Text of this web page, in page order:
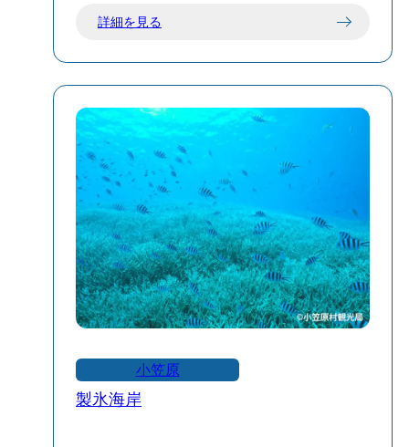
スポットです。
岩に囲まれたリアス式海岸で、波が穏や
か。遠浅の海と高い透明度を誇り、安心
して海水浴やシュノーケリングが楽しめ
ます。
🐠 干潮時の潮だまり
干潮時には潮だまりが現れ、さまざまな
海の生き物を観察できます。子どもたち
にも人気のポイントです。
🏝 印象的な出島
ビーチの右手には「出島」と呼ばれる岩
があり、景観のアクセントとなっていま
詳細を見る
小笠原
製氷海岸